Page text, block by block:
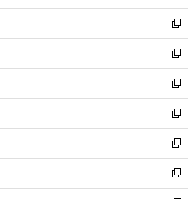
開
く
ウ
で
開
く
ン
ド
ウ
で
開
く
ウ
ィ
ン
ド
ウ
で
開
く
し
い
ウ
ィ
ン
ド
ウ
で
開
く
新
し
い
ウ
ィ
ン
ド
ウ
で
開
く
新
し
い
ウ
ィ
ン
ド
ウ
で
開
新
し
い
ウ
ィ
ン
ド
ウ
新
し
い
ウ
ィ
ン
新
し
い
ウ
新
し